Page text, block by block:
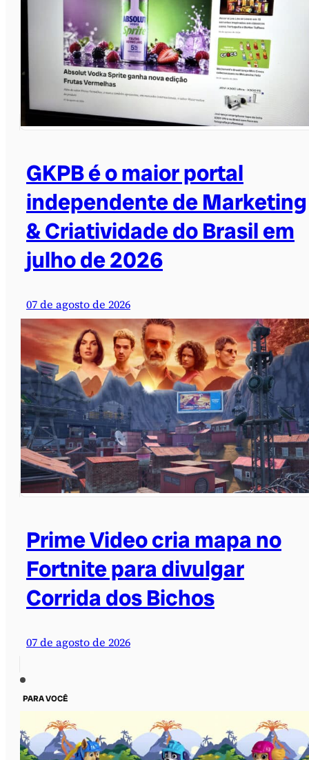
GKPB é o maior portal
independente de Marketing
& Criatividade do Brasil em
julho de 2026
07 de agosto de 2026
Prime Video cria mapa no
Fortnite para divulgar
Corrida dos Bichos
07 de agosto de 2026
PARA VOCÊ